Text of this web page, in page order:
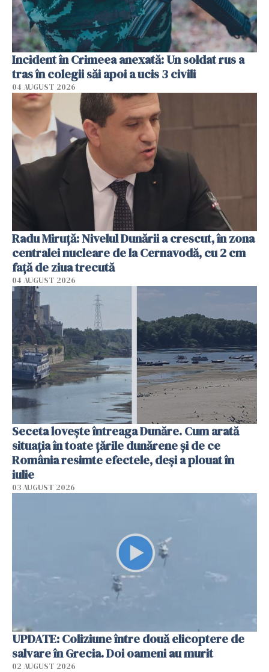
Incident în Crimeea anexată: Un soldat rus a
tras în colegii săi apoi a ucis 3 civili
04 AUGUST 2026
Radu Miruţă: Nivelul Dunării a crescut, în zona
centralei nucleare de la Cernavodă, cu 2 cm
faţă de ziua trecută
04 AUGUST 2026
Seceta lovește întreaga Dunăre. Cum arată
situația în toate țările dunărene și de ce
România resimte efectele, deși a plouat în
iulie
03 AUGUST 2026
UPDATE: Coliziune între două elicoptere de
salvare în Grecia. Doi oameni au murit
02 AUGUST 2026